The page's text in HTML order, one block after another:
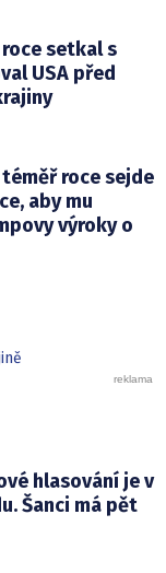
setkal s
USA před
roce sejde
aby mu
výroky o
hlasování je v
Šanci má pět